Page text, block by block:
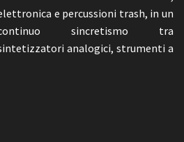
e percussioni trash, in un
sincretismo tra
analogici, strumenti a